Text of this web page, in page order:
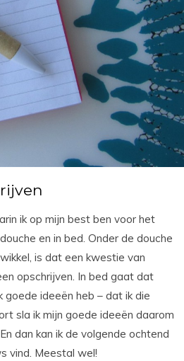
ik op mijn best ben voor het
en in bed. Onder de douche
is dat een kwestie van
opschrijven. In bed gaat dat
goede ideeën heb – dat ik die
sla ik mijn goede ideeën daarom
dan kan ik de volgende ochtend
vind. Meestal wel!